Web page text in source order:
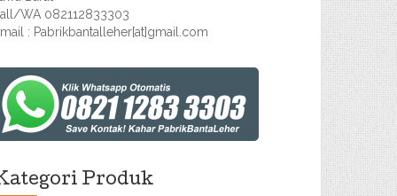
WA 082112833303
: Pabrikbantalleher[at]gmail.com
Produk